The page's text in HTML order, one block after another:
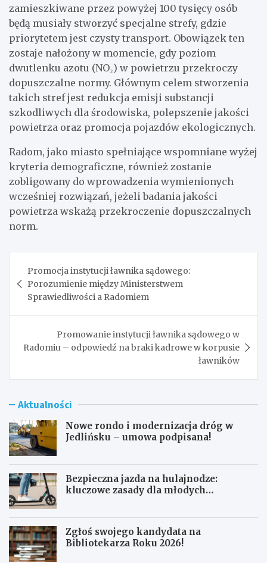
zamieszkiwane przez powyżej 100 tysięcy osób
będą musiały stworzyć specjalne strefy, gdzie
priorytetem jest czysty transport. Obowiązek ten
zostaje nałożony w momencie, gdy poziom
dwutlenku azotu (NO₂) w powietrzu przekroczy
dopuszczalne normy. Głównym celem stworzenia
takich stref jest redukcja emisji substancji
szkodliwych dla środowiska, polepszenie jakości
powietrza oraz promocja pojazdów ekologicznych.
Radom, jako miasto spełniające wspomniane wyżej
kryteria demograficzne, również zostanie
zobligowany do wprowadzenia wymienionych
wcześniej rozwiązań, jeżeli badania jakości
powietrza wskażą przekroczenie dopuszczalnych
norm.
wpisu
Promocja instytucji ławnika sądowego:
Porozumienie między Ministerstwem
Sprawiedliwości a Radomiem
Promowanie instytucji ławnika sądowego w
Radomiu – odpowiedź na braki kadrowe w korpusie
ławników
Aktualności
Nowe rondo i modernizacja dróg w
Jedlińsku – umowa podpisana!
Bezpieczna jazda na hulajnodze:
kluczowe zasady dla młodych
Zgłoś swojego kandydata na
Bibliotekarza Roku 2026!